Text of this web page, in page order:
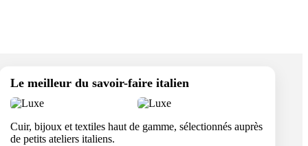
Le meilleur du savoir-faire italien
Cuir, bijoux et textiles haut de gamme, sélectionnés auprès
de petits ateliers italiens.